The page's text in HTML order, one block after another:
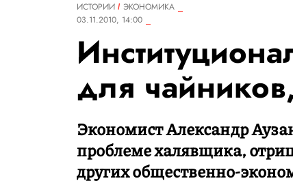
ИСТОРИИ
ЭКОНОМИКА
03.11.2010, 14:00
для
Экономист Александр
проблеме халявщика,
других общественно-